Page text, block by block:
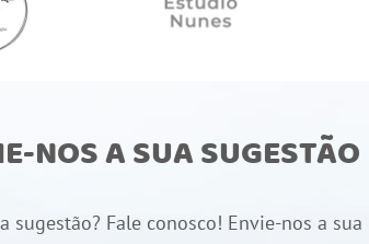
NOS A SUA SUGESTÃO
sugestão? Fale conosco! Envie-nos a sua